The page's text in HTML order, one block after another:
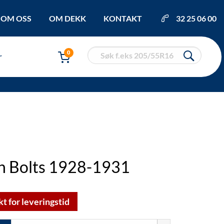
OM OSS OM DEKK KONTAKT 32 25 06 00
0
Bolts 1928-1931
for leveringstid